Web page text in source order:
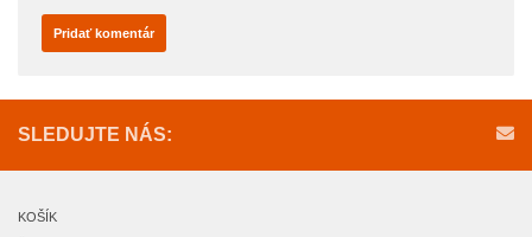
SLEDUJTE NÁS:
KOŠÍK